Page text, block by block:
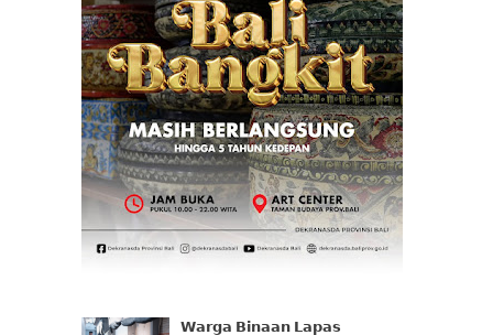
𝗪𝗮𝗿𝗴𝗮 𝗕𝗶𝗻𝗮𝗮𝗻 𝗟𝗮𝗽𝗮𝘀